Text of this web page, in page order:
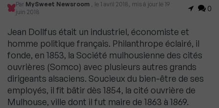
Par MySweet Newsroom , le 1 avril 2018, mis à jour le 19
juin 2018
0
Jean Dollfus était un industriel, économiste et
homme politique français. Philanthrope éclairé, il
fonde, en 1853, la Société mulhousienne des cités
ouvrières (Somco) avec plusieurs autres grands
dirigeants alsaciens. Soucieux du bien-être de ses
employés, il fit bâtir dès 1854, la cité ouvrière de
Mulhouse, ville dont il fut maire de 1863 à 1869.